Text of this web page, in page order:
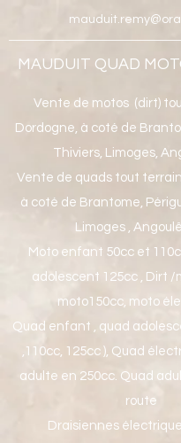
MAUDUIT QUAD
Vente de motos (dirt)
Dordogne, à coté de
Thiviers, Limoges,
Vente de quads tout
à coté de Brantome,
Limoges ,
Moto enfant 50cc et
adolescent 125cc , Dirt /
moto150cc, moto
Quad enfant , quad
,110cc, 125cc ), Quad
adulte en 250cc. Quad
route
Draisiennes